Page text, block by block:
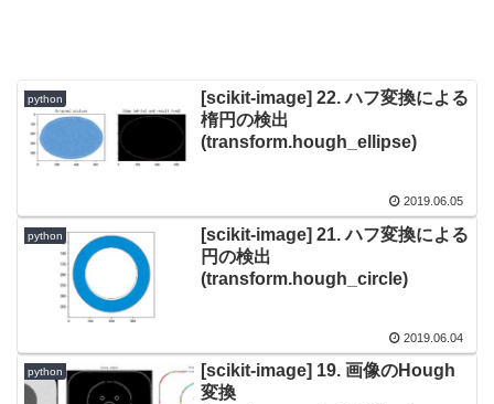
python
[scikit-image] 22. ハフ変換による
楕円の検出
(transform.hough_ellipse)
2019.06.05
python
[scikit-image] 21. ハフ変換による
円の検出
(transform.hough_circle)
2019.06.04
python
[scikit-image] 19. 画像のHough
変換